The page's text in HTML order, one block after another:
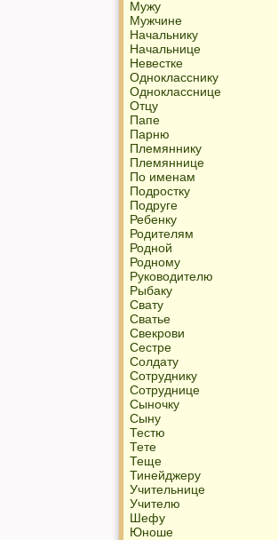
Мужу
Мужчине
Начальнику
Начальнице
Невестке
Однокласснику
Однокласснице
Отцу
Папе
Парню
Племяннику
Племяннице
По именам
Подростку
Подруге
Ребенку
Родителям
Родной
Родному
Руководителю
Рыбаку
Свату
Сватье
Свекрови
Сестре
Солдату
Сотруднику
Сотруднице
Сыночку
Сыну
Тестю
Тете
Теще
Тинейджеру
Учительнице
Учителю
Шефу
Юноше